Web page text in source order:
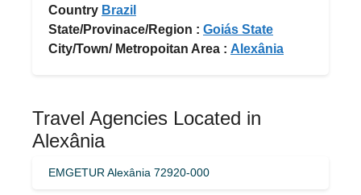
Country Brazil
State/Provinace/Region : Goiás State
City/Town/ Metropoitan Area : Alexânia
Travel Agencies Located in
Alexânia
EMGETUR Alexânia 72920-000